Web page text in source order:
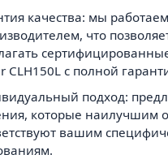
качества: мы
что
CLH150L с полной
подход:
которые наилучшим
вашим